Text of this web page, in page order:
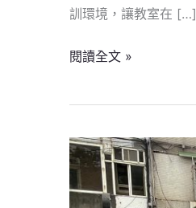
訓環境，讓教室在 […]
閱讀全文 »
企
業
辦